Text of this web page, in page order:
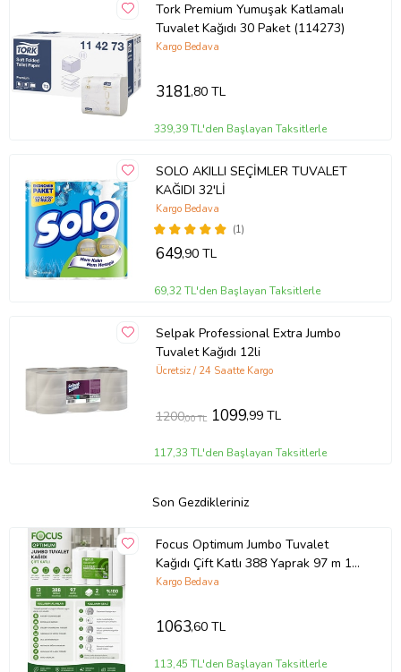
Tork Premium Yumuşak Katlamalı
Tuvalet Kağıdı 30 Paket (114273)
Kargo Bedava
3181,80 TL
339,39 TL'den Başlayan Taksitlerle
SOLO AKILLI SEÇİMLER TUVALET
KAĞIDI 32'Lİ
(1)
Kargo Bedava
649,90 TL
69,32 TL'den Başlayan Taksitlerle
Selpak Professional Extra Jumbo
Tuvalet Kağıdı 12li
Ücretsiz / 24 Saatte Kargo
1200,00 TL 1099,99 TL
117,33 TL'den Başlayan Taksitlerle
Son Gezdikleriniz
Focus Optimum Jumbo Tuvalet
Kağıdı Çift Katlı 388 Yaprak 97 m 12
Adet
Kargo Bedava
1063,60 TL
113,45 TL'den Başlayan Taksitlerle